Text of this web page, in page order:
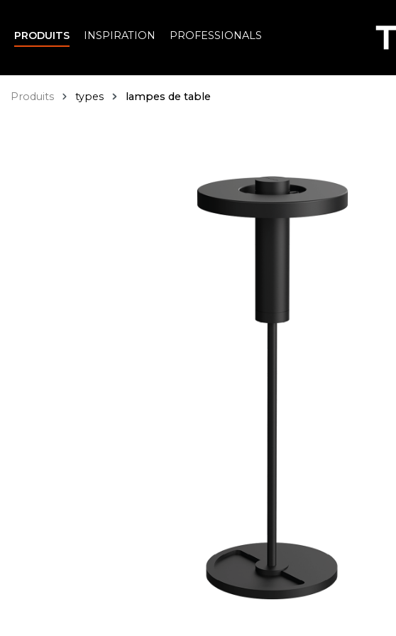
Passer à la navigation principale
PRODUITS INSPIRATION PROFESSIONALS
Produits types
lampes de table